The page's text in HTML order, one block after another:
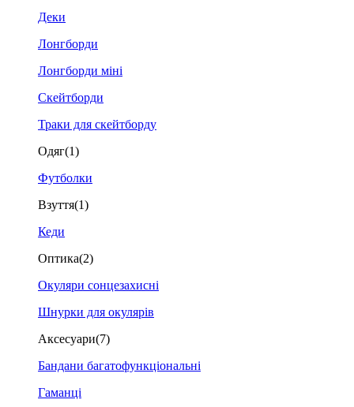
Деки
Лонгборди
Лонгборди міні
Скейтборди
Траки для скейтборду
Одяг(1)
Футболки
Взуття(1)
Кеди
Оптика(2)
Окуляри сонцезахисні
Шнурки для окулярів
Аксесуари(7)
Бандани багатофункціональні
Гаманці